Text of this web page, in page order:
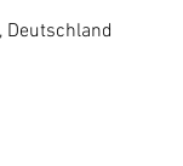
Deutschland